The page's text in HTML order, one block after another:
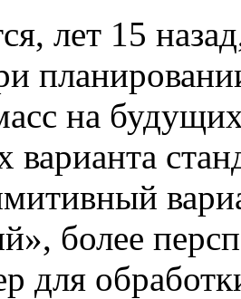
лет 15
на
варианта
более
для